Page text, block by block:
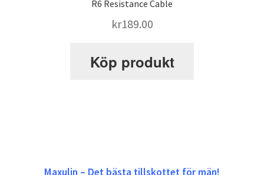
R6 Resistance Cable
kr189.00
Köp produkt
Maxulin – Det bästa tillskottet för män!